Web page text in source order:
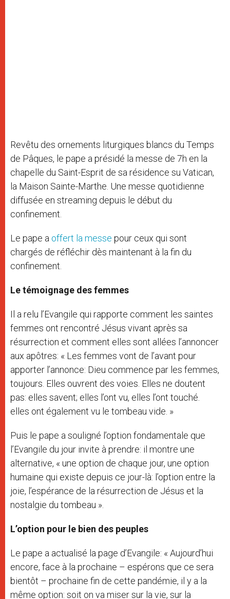
Revêtu des ornements liturgiques blancs du Temps
de Pâques, le pape a présidé la messe de 7h en la
chapelle du Saint-Esprit de sa résidence su Vatican,
la Maison Sainte-Marthe. Une messe quotidienne
diffusée en streaming depuis le début du
confinement.
Le pape a offert la messe pour ceux qui sont
chargés de réfléchir dès maintenant à la fin du
confinement.
Le témoignage des femmes
Il a relu l’Evangile qui rapporte comment les saintes
femmes ont rencontré Jésus vivant après sa
résurrection et comment elles sont allées l’annoncer
aux apôtres: « Les femmes vont de l’avant pour
apporter l’annonce: Dieu commence par les femmes,
toujours. Elles ouvrent des voies. Elles ne doutent
pas: elles savent; elles l’ont vu, elles l’ont touché.
elles ont également vu le tombeau vide. »
Puis le pape a souligné l’option fondamentale que
l’Evangile du jour invite à prendre: il montre une
alternative, « une option de chaque jour, une option
humaine qui existe depuis ce jour-là: l’option entre la
joie, l’espérance de la résurrection de Jésus et la
nostalgie du tombeau ».
L’option pour le bien des peuples
Le pape a actualisé la page d’Evangile: « Aujourd’hui
encore, face à la prochaine – espérons que ce sera
bientôt – prochaine fin de cette pandémie, il y a la
même option: soit on va miser sur la vie, sur la